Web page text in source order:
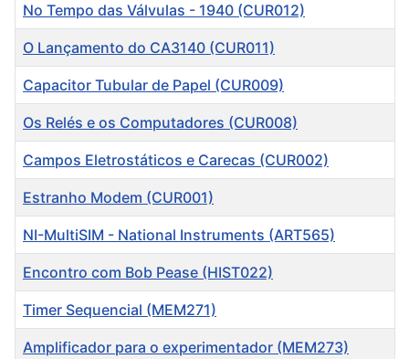
No Tempo das Válvulas - 1940 (CUR012)
O Lançamento do CA3140 (CUR011)
Capacitor Tubular de Papel (CUR009)
Os Relés e os Computadores (CUR008)
Campos Eletrostáticos e Carecas (CUR002)
Estranho Modem (CUR001)
NI-MultiSIM - National Instruments (ART565)
Encontro com Bob Pease (HIST022)
Timer Sequencial (MEM271)
Amplificador para o experimentador (MEM273)